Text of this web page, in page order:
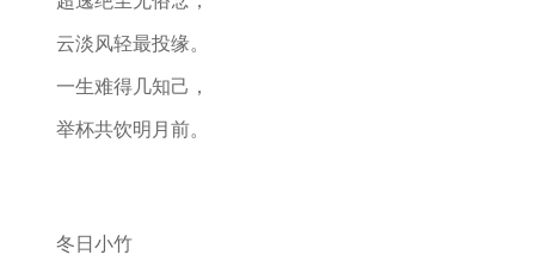
云淡风轻最投缘。
一生难得几知己，
举杯共饮明月前。
冬日小竹